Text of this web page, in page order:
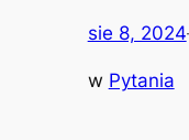
sie 8, 2024
w Pytania